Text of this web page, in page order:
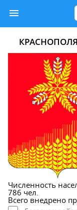
Численность
786 чел.
Всего внедрено